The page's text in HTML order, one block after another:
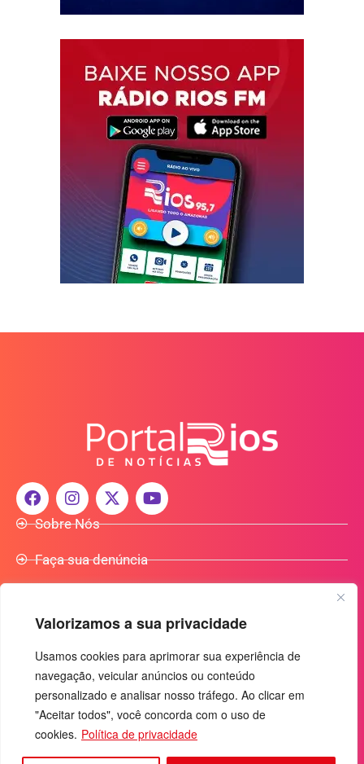
Valorizamos a sua privacidade
Usamos cookies para aprimorar sua experiência de
navegação, veicular anúncios ou conteúdo
personalizado e analisar nosso tráfego. Ao clicar em
"Aceitar todos", você concorda com o uso de
cookies. Política de privacidade
Sobre Nós
Faça sua denúncia
Anuncie Conosco
+55 (92) 3085-7464
comercialradio95.7fm@gmail.com
Av. Rio Madeira, 444 - Nossa Sra. das Graças